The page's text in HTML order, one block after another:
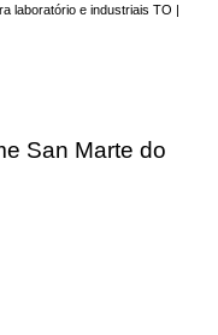
laboratório e industriais TO |
San Marte do